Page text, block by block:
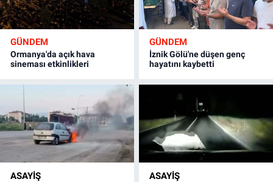
GÜNDEM
Ormanya'da açık hava
sineması etkinlikleri
GÜNDEM
İznik Gölü'ne düşen genç
hayatını kaybetti
ASAYİŞ ASAYİŞ